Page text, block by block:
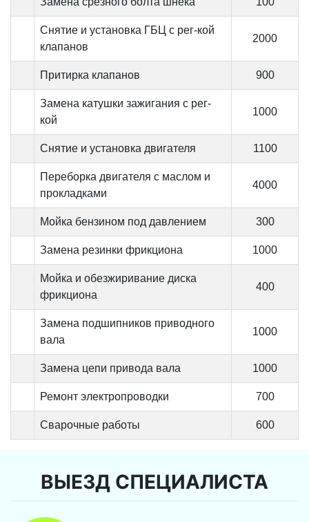
Снятие и установка ГБЦ с рег-кой
клапанов
2000
Притирка клапанов 900
Замена катушки зажигания с рег-
кой
1000
Снятие и установка двигателя 1100
Переборка двигателя с маслом и
прокладками
4000
Мойка бензином под давлением 300
Замена резинки фрикциона 1000
Мойка и обезжиривание диска
фрикциона
400
Замена подшипников приводного
вала
1000
Замена цепи привода вала 1000
Ремонт электропроводки 700
Сварочные работы 600
ВЫЕЗД СПЕЦИАЛИСТА